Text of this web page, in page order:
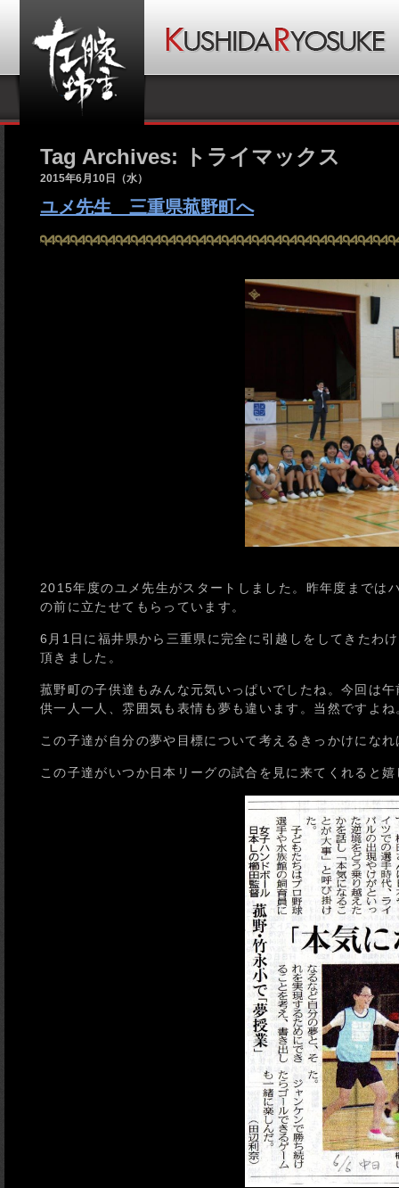
Tag Archives: トライマックス
2015年6月10日（水）
ユメ先生 三重県菰野町へ
2015年度のユメ先生がスタートしました。昨年度までは
の前に立たせてもらっています。
6月1日に福井県から三重県に完全に引越しをしてきたわ
頂きました。
菰野町の子供達もみんな元気いっぱいでしたね。今回は
供一人一人、雰囲気も表情も夢も違います。当然ですよね
この子達が自分の夢や目標について考えるきっかけにな
この子達がいつか日本リーグの試合を見に来てくれると